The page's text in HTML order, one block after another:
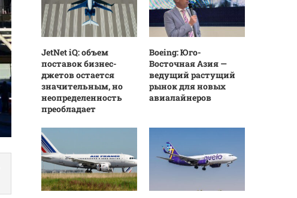
JetNet iQ: объем
поставок бизнес-
джетов остается
значительным, но
неопределенность
преобладает
Boeing: Юго-
Восточная Азия —
ведущий растущий
рынок для новых
авиалайнеров